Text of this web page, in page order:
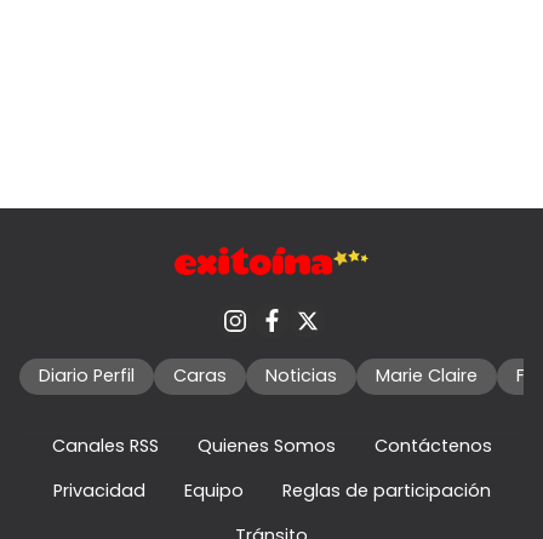
Diario Perfil Caras Noticias Marie Claire
Canales RSS Quienes Somos
Contáctenos
Privacidad
Equipo
Reglas de participación